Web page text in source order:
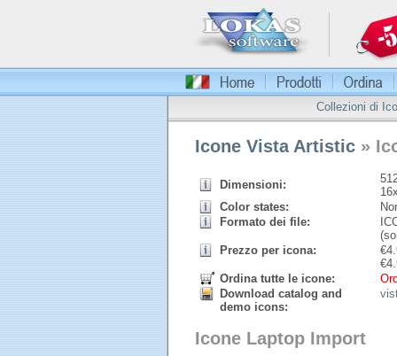
Collezioni di
Icone Vista Artistic »
Dimensioni:
Color states:
Formato dei file:
Prezzo per icona:
€
€
Ordina tutte le icone:
Download catalog and
demo icons:
Icone Laptop Import